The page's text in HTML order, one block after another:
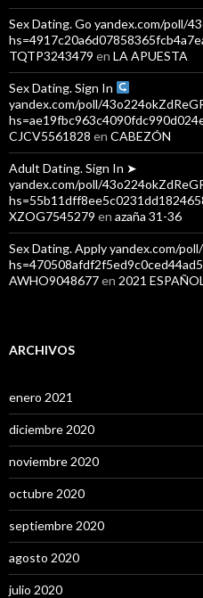
Sex Dating. Go yandex.com/poll/
TQTP3243479 en LA APUESTA
Sex Dating. Sign In
yandex.com/poll/
CJCV5561828 en CABEZÓN
Adult Dating. Sign In ➤
yandex.com/poll/
XZOG7545279 en azaña 31-36
Sex Dating. Apply yandex.com/
AWHO9048677en 2021
ARCHIVOS
enero 2021
diciembre 2020
noviembre 2020
octubre 2020
septiembre 2020
agosto 2020
julio 2020